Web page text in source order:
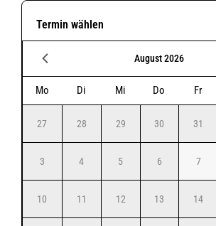
Termin wählen
August 2026
Mo Di Mi Do Fr
27 28 29 30 31
3 4 5 6 7
10 11 12 13 14